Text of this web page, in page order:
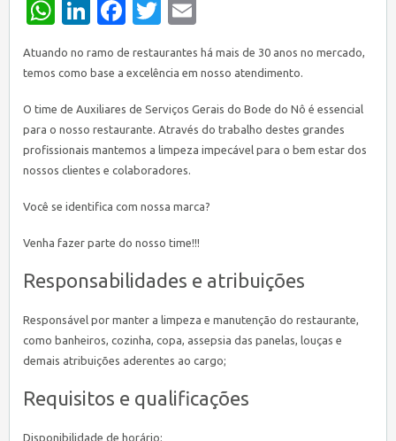
WhatsApp
LinkedIn
Facebook
Twitter
Atuando no ramo de restaurantes há mais de 30 anos no mercado,
temos como base a excelência em nosso atendimento.
O time de Auxiliares de Serviços Gerais do Bode do Nô é essencial
para o nosso restaurante. Através do trabalho destes grandes
profissionais mantemos a limpeza impecável para o bem estar dos
nossos clientes e colaboradores.
Você se identifica com nossa marca?
Venha fazer parte do nosso time!!!
Responsabilidades e atribuições
Responsável por manter a limpeza e manutenção do restaurante,
como banheiros, cozinha, copa, assepsia das panelas, louças e
demais atribuições aderentes ao cargo;
Requisitos e qualificações
Disponibilidade de horário;